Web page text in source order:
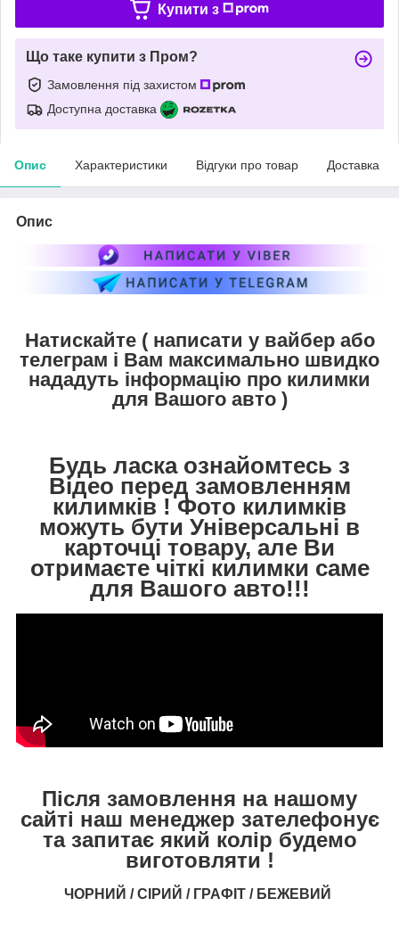
Купити з
Що таке купити з Пром?
Замовлення під захистом
Доступна доставка
Опис Характеристики Відгуки про товар Доставка
Опис
Натискайте ( написати у вайбер або
телеграм і Вам максимально швидко
нададуть інформацію про килимки
для Вашого авто )
Будь ласка ознайомтесь з
Відео перед замовленням
килимків ! Фото килимків
можуть бути Універсальні в
карточці товару, але Ви
отримаєте чіткі килимки саме
для Вашого авто!!!
Після замовлення на нашому
сайті наш менеджер зателефонує
та запитає який колір будемо
виготовляти !
ЧОРНИЙ / СІРИЙ / ГРАФІТ / БЕЖЕВИЙ